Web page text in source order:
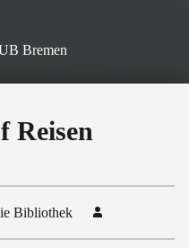
Bremen
Reisen
Bibliothek